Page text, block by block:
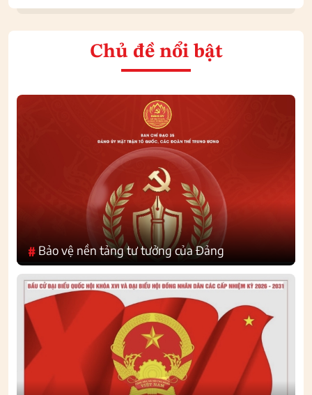
Chủ đề nổi bật
# Bảo vệ nền tảng tư tưởng của Đảng